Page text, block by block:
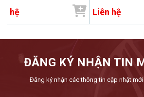
hệ Liên hệ
ĐĂNG KÝ NHẬN TIN
Đăng ký nhận các thông tin cập nhật